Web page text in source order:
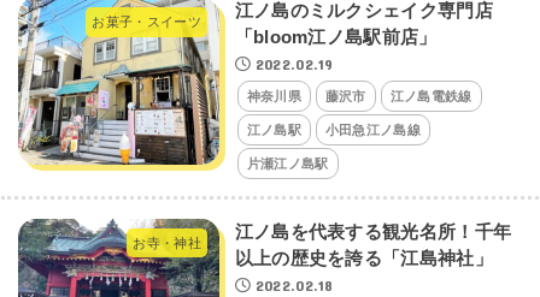
お菓子・スイーツ
江ノ島のミルクシェイク専門店
「bloom江ノ島駅前店」
2022.02.19
神奈川県 藤沢市 江ノ島電鉄線
江ノ島駅 小田急江ノ島線
片瀬江ノ島駅
お寺・神社
江ノ島を代表する観光名所！千年
以上の歴史を誇る「江島神社」
2022.02.18